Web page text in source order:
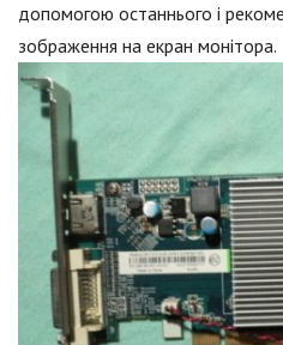
допомогою останнього і
зображення на екран монітора.